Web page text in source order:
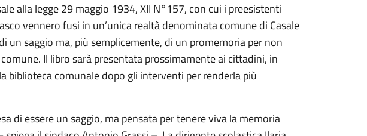
alla legge 29 maggio 1934, XII N°157, con cui i preesistenti
vennero fusi in un’unica realtà denominata comune di Casale
un saggio ma, più semplicemente, di un promemoria per non
Il libro sarà presentata prossimamente ai cittadini, in
biblioteca comunale dopo gli interventi per renderla più
di essere un saggio, ma pensata per tenere viva la memoria